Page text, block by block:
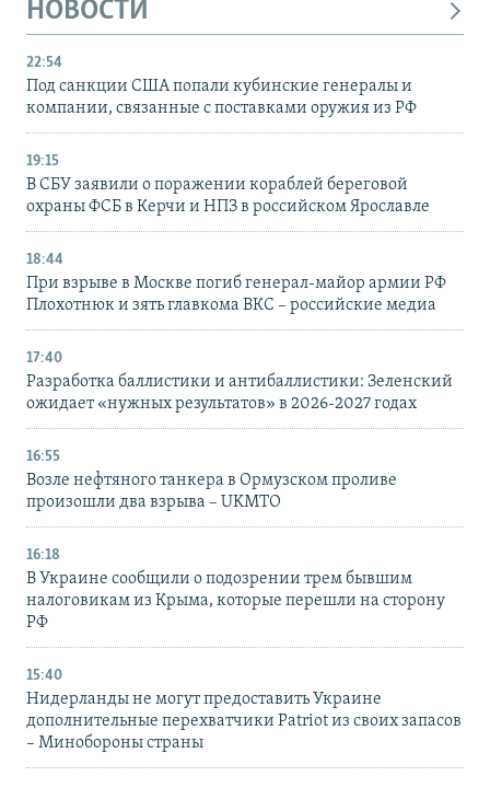
НОВОСТИ
22:54
Под санкции США попали кубинские генералы и
компании, связанные с поставками оружия из РФ
19:15
В СБУ заявили о поражении кораблей береговой
охраны ФСБ в Керчи и НПЗ в российском Ярославле
18:44
При взрыве в Москве погиб генерал-майор армии РФ
Плохотнюк и зять главкома ВКС – российские медиа
17:40
Разработка баллистики и антибаллистики: Зеленский
ожидает «нужных результатов» в 2026-2027 годах
16:55
Возле нефтяного танкера в Ормузском проливе
произошли два взрыва – UKMTO
16:18
В Украине сообщили о подозрении трем бывшим
налоговикам из Крыма, которые перешли на сторону
РФ
15:40
Нидерланды не могут предоставить Украине
дополнительные перехватчики Patriot из своих запасов
– Минобороны страны